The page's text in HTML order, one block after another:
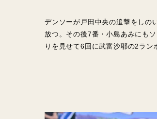
デンソーが戸田中央の追撃をしの
放つ。その後7番・小島あみにも
りを見せて6回に武富沙耶の2ラ